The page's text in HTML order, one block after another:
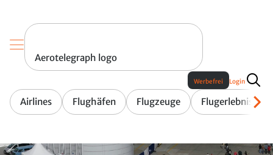
Aerotelegraph logo
Airlines Flughäfen Flugzeuge Flugerlebnis
Werbefrei Login